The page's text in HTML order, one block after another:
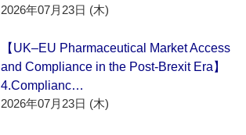
2026年07月23日 (木)
【UK–EU Pharmaceutical Market Access
and Compliance in the Post-Brexit Era】
4.Complianc…
2026年07月23日 (木)